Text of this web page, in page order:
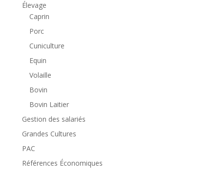
Élevage
Caprin
Porc
Cuniculture
Equin
Volaille
Bovin
Bovin Laitier
Gestion des salariés
Grandes Cultures
PAC
Références Économiques